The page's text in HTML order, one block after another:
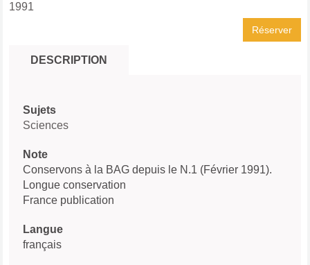
1991
Réserver
DESCRIPTION
Sujets
Sciences
Note
Conservons à la BAG depuis le N.1 (Février 1991).
Longue conservation
France publication
Langue
français